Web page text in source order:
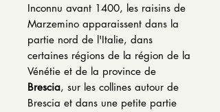
Inconnu avant 1400, les raisins de
Marzemino apparaissent dans la
partie nord de l'Italie, dans
certaines régions de la région de la
Vénétie et de la province de
Brescia, sur les collines autour de
Brescia et dans une petite partie